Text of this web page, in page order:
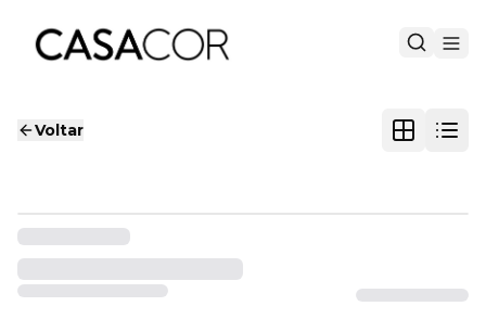
Voltar